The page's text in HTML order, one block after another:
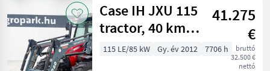
Baujahr: 2
Case IH JXU 115
tractor, 40 km/h,
front loader, air
41.275
€
bruttó
32.500 €
nettó
115 LE/85 kW Gy. év 2012 7706 h